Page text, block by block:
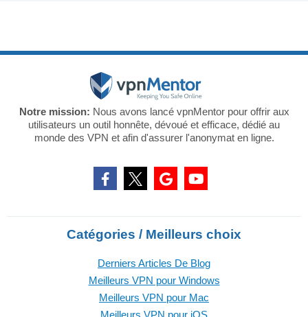
Notre mission: Nous avons lancé vpnMentor pour offrir aux
utilisateurs un outil honnête, dévoué et efficace, dédié au
monde des VPN et afin d'assurer l'anonymat en ligne.
Catégories / Meilleurs choix
Derniers Articles De Blog
Meilleurs VPN pour Windows
Meilleurs VPN pour Mac
Meilleurs VPN pour iOS